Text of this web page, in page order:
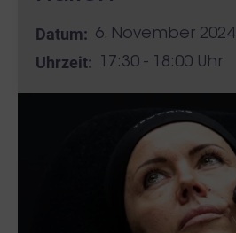
Datum: 6. November 2024
Uhrzeit: 17:30 - 18:00 Uhr